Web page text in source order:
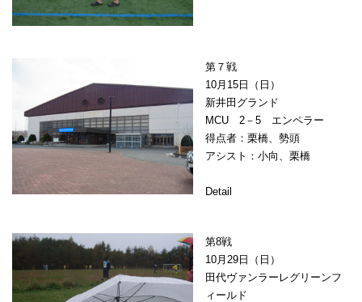
第７戦
10月15日（日）
新井田グランド
MCU 2－5 エンペラー
得点者：栗橋、勢頭
アシスト：小向、栗橋
Detail
第8戦
10月29日（日）
田代ヴァンラーレグリーンフ
ィールド